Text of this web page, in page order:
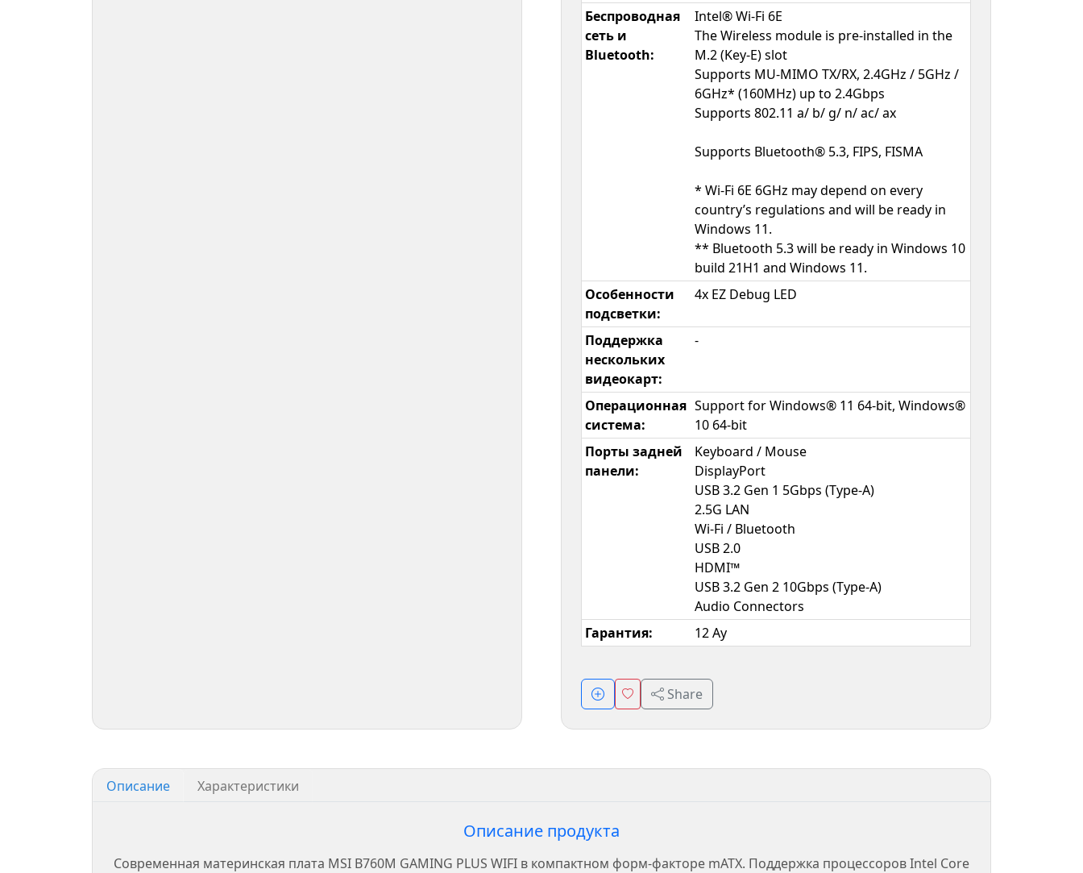
Беспроводная
сеть и
Bluetooth:
Intel® Wi-Fi 6E
The Wireless module is pre-installed in the
M.2 (Key-E) slot
Supports MU-MIMO TX/RX, 2.4GHz / 5GHz /
6GHz* (160MHz) up to 2.4Gbps
Supports 802.11 a/ b/ g/ n/ ac/ ax
Supports Bluetooth® 5.3, FIPS, FISMA
* Wi-Fi 6E 6GHz may depend on every
country’s regulations and will be ready in
Windows 11.
** Bluetooth 5.3 will be ready in Windows 10
build 21H1 and Windows 11.
Особенности
подсветки:
4x EZ Debug LED
Поддержка
нескольких
видеокарт:
-
Операционная
система:
Support for Windows® 11 64-bit, Windows®
10 64-bit
Порты задней
панели:
Keyboard / Mouse
DisplayPort
USB 3.2 Gen 1 5Gbps (Type-A)
2.5G LAN
Wi-Fi / Bluetooth
USB 2.0
HDMI™
USB 3.2 Gen 2 10Gbps (Type-A)
Audio Connectors
Гарантия:
12 Ay
Share
Описание Характеристики
Описание продукта
Современная материнская плата MSI B760M GAMING PLUS WIFI в компактном форм-факторе mATX. Поддержка процессоров Intel Core